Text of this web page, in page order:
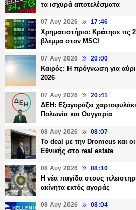
τα ισχυρά αποτελέσματα
07 Αυγ 2026 17:46
Χρηματιστήριο: Κράτησε τις
βλέμμα στον MSCI
07 Αυγ 2026 20:00
Καιρός: Η πρόγνωση για
2026
07 Αυγ 2026 20:41
ΔΕΗ: Εξαγοράζει
Πολωνία και Ουγγαρία
08 Αυγ 2026 08:07
Το deal με την Dromeus και
Εθνικής στο real estate
08 Αυγ 2026 08:10
Η νέα παγίδα στους
ακίνητα εκτός αγοράς
08 Αυγ 2026 08:04